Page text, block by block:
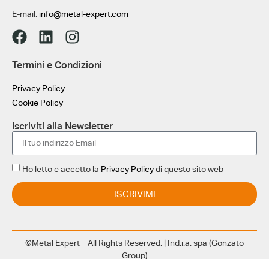
E-mail: info@metal-expert.com
Termini e Condizioni
Privacy Policy
Cookie Policy
Iscriviti alla Newsletter
Ho letto e accetto la Privacy Policydi questo sito web
ISCRIVIMI
©Metal Expert – All Rights Reserved. | Ind.i.a. spa (Gonzato
Group)